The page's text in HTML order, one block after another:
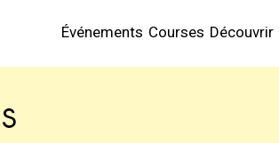
Événements Courses Découvrir